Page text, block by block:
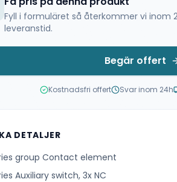
Fyll i formuläret så återkommer vi inom
leveranstid.
Begär offert
Kostnadsfri offert Svar inom 24h
DETALJER
group Contact element
Auxiliary switch, 3x NC